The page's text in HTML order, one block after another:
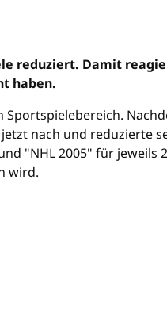
reduziert. Damit
haben.
nach und reduzierte
"NHL 2005" für jeweils
wird.